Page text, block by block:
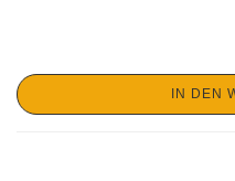
IN DEN